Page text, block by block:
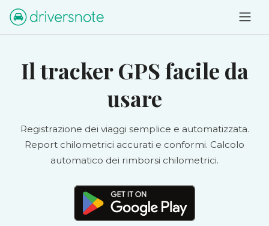
Il tracker GPS facile da
usare
Registrazione dei viaggi semplice e automatizzata.
Report chilometrici accurati e conformi. Calcolo
automatico dei rimborsi chilometrici.